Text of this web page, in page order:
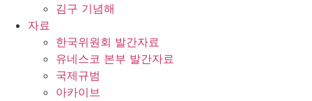
김구 기념해
자료
한국위원회 발간자료
유네스코 본부 발간자료
국제규범
아카이브